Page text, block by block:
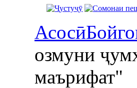
Асосӣ
озмуни
маърифат"